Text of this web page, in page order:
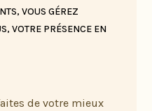
VOUS GÉREZ
VOTRE PRÉSENCE EN
de votre mieux